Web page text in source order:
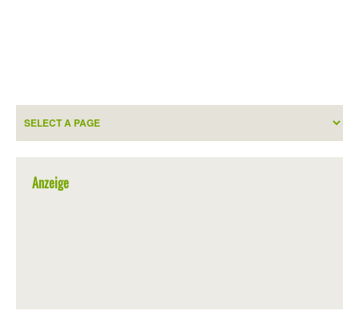
Anzeige